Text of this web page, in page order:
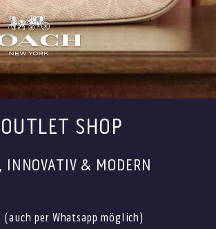
OUTLET SHOP
INNOVATIV & MODERN
(auch per Whatsapp möglich)